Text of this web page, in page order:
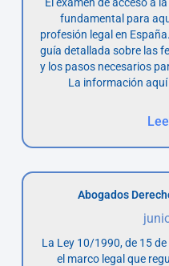
fundamental para
profesión legal en
guía detallada sobre las
y los pasos necesarios
La información
Abogados
La Ley 10/1990, de 15
el marco legal que